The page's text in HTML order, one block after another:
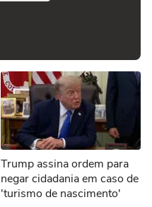
Trump assina ordem para
negar cidadania em caso de
'turismo de nascimento'